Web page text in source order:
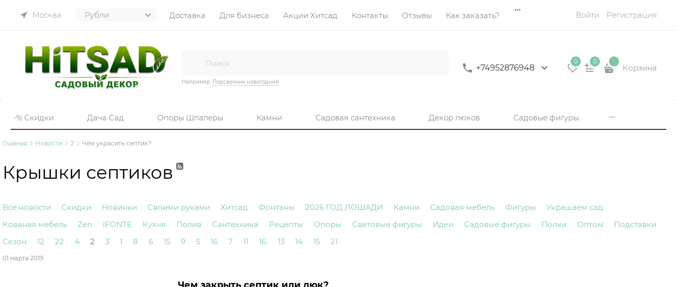
Москва Доставка Для бизнеса Акции Хитсад Контакты Отзывы Как заказать? Войти Регистрация
Например: Подсвечник новогодний
+74952876948
0 0
Корзина
-% Скидки Дача Сад Опоры Шпалеры Камни Садовая сантехника Декор люков Садовые фигуры
Главная Новости 2 Чем украсить септик?
Крышки септиков
Все новости Скидки Новинки Своими руками Хитсад Фонтаны 2026 ГОД ЛОШАДИ Камни Садовая мебель Фигуры
Украшаем сад
Кованая мебель
Zen iFONTE Кухня Полив Сантехника Рецепты Опоры Световые фигуры Идеи Садовые фигуры Полки Оптом
Подставки
Сезон
12 22 4 2 3 1 8 6 15 9 5 16 7 11 16. 13 14 15 21
01 марта 2019